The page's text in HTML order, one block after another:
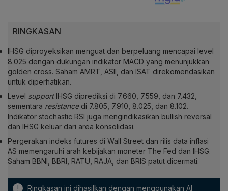
RINGKASAN
IHSG diproyeksikan menguat dan berpeluang mencapai level
8.025 dengan dukungan indikator MACD yang menunjukkan
golden cross. Saham AMRT, ASII, dan ISAT direkomendasikan
untuk diperhatikan.
Level supportIHSG diprediksi di 7.660, 7.559, dan 7.432,
sementara resistancedi 7.805, 7.910, 8.025, dan 8.102.
Indikator stochastic RSI juga mengindikasikan bullish reversal
dan IHSG keluar dari area konsolidasi.
Pergerakan indeks futures di Wall Street dan rilis data inflasi
AS memengaruhi arah kebijakan moneter The Fed dan IHSG.
Saham BBNI, BBRI, RATU, RAJA, dan BRIS patut dicermati.
! Ringkasan ini dihasilkan dengan menggunakan AI